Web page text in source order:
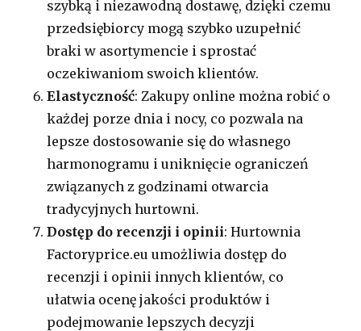
szybką i niezawodną dostawę, dzięki czemu
przedsiębiorcy mogą szybko uzupełnić
braki w asortymencie i sprostać
oczekiwaniom swoich klientów.
Elastyczność: Zakupy online można robić o
każdej porze dnia i nocy, co pozwala na
lepsze dostosowanie się do własnego
harmonogramu i uniknięcie ograniczeń
związanych z godzinami otwarcia
tradycyjnych hurtowni.
Dostęp do recenzji i opinii: Hurtownia
Factoryprice.eu umożliwia dostęp do
recenzji i opinii innych klientów, co
ułatwia ocenę jakości produktów i
podejmowanie lepszych decyzji